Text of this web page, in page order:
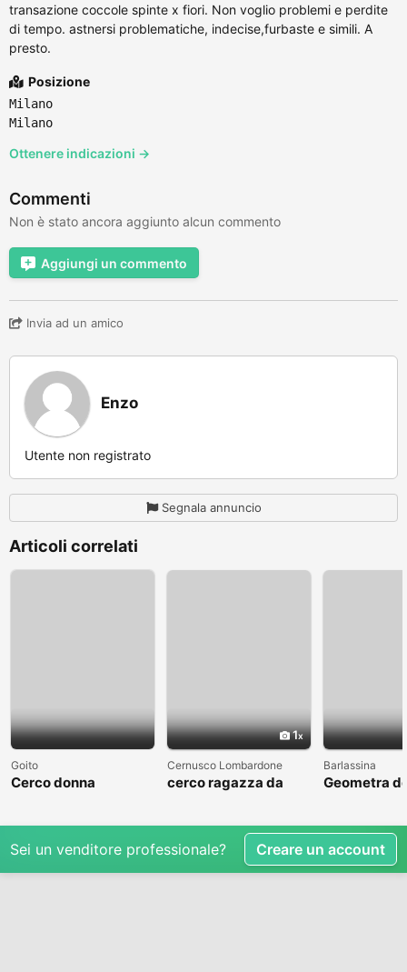
transazione coccole spinte x fiori. Non voglio problemi e perdite
di tempo. astnersi problematiche, indecise,furbaste e simili. A
presto.
Posizione
Milano
Milano
Ottenere indicazioni →
Commenti
Non è stato ancora aggiunto alcun commento
Aggiungi un commento
Invia ad un amico
Enzo
Utente non registrato
Segnala annuncio
Articoli correlati
Goito
Cerco donna
1
Cernusco Lombardone
cerco ragazza da
Barlassina
Geometra
Sei un venditore professionale? Creare un account